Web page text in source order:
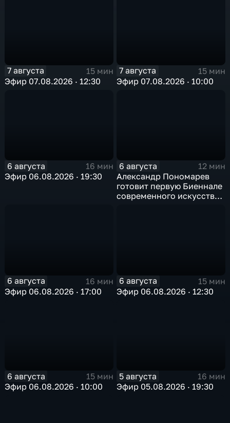
7 августа
15 мин
Эфир 07.08.2026 · 12:30
7 августа
15 мин
Эфир 07.08.2026 · 10:00
6 августа
16 мин
Эфир 06.08.2026 · 19:30
6 августа
12 мин
Александр Пономарев
готовит первую Биеннале
современного искусства
6 августа
16 мин
Эфир 06.08.2026 · 17:00
6 августа
15 мин
Эфир 06.08.2026 · 12:30
6 августа
15 мин
Эфир 06.08.2026 · 10:00
5 августа
16 мин
Эфир 05.08.2026 · 19:30